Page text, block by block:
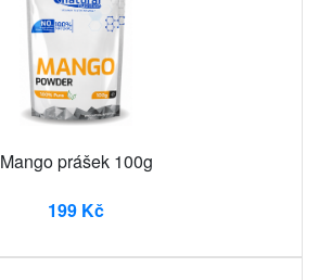
Mango prášek 100g
199 Kč